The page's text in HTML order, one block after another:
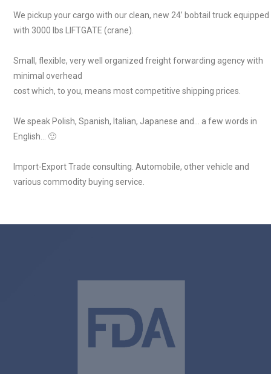
We pickup your cargo with our clean, new 24’ bobtail truck equipped
with 3000 lbs LIFTGATE (crane).
Small, flexible, very well organized freightforwarding agency with
minimal overhead
cost which, to you, means most competitive shipping prices.
We speak Polish, Spanish, Italian, Japanese and…
a few words in
English…
🙂
Import-Export Trade consulting. Automobile, other vehicle and
various commodity buying service.